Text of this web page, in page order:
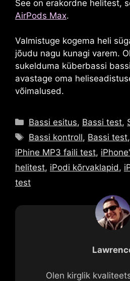
See on erakordne helitest,
AirPods Max.
Valmistuge kogema heli
jõudu nagu kunagi varem.
sukelduma küberbassi
avastage oma
võimalused.
Kategooriad
Bassi esitus, Bassi test,
Sildid
Bassi kontroll, Bassi test,
iPhine MP3 faili test,
helitest, iPodi kõrvaklapid,
test
Olen kirglik